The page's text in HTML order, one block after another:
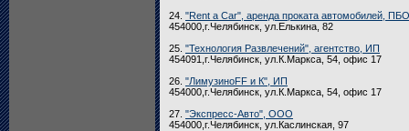
24. "Rent a Car", аренда проката автомобилей,
454000,г.Челябинск, ул.Елькина, 82
25. "Технология Развлечений", агентство, ИП
454091,г.Челябинск, ул.К.Маркса, 54, офис 17
26. "ЛимузиноFF и К", ИП
454000,г.Челябинск, ул.К.Маркса, 54, офис 17
27. "Экспресс-Авто", ООО
454000,г.Челябинск, ул.Каслинская, 97